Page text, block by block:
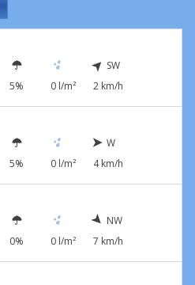
5% 0 l/m²
SW
2 km/h
5% 0 l/m²
W
4 km/h
0% 0 l/m²
NW
7 km/h